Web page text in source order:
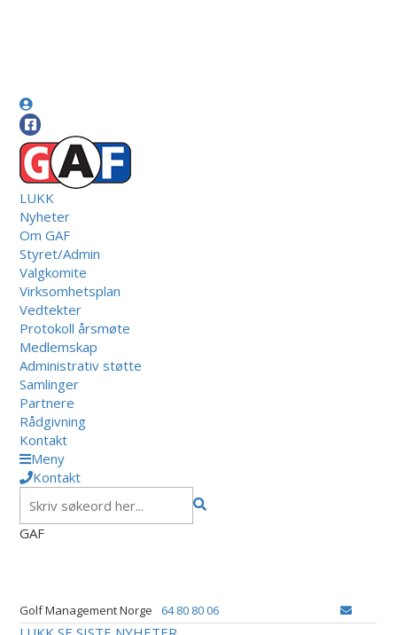
LUKK
Nyheter
Om GAF
Styret/Admin
Valgkomite
Virksomhetsplan
Vedtekter
Protokoll årsmøte
Medlemskap
Administrativ støtte
Samlinger
Partnere
Rådgivning
Kontakt
Meny
Kontakt
GAF
Golf Management Norge 64 80 80 06